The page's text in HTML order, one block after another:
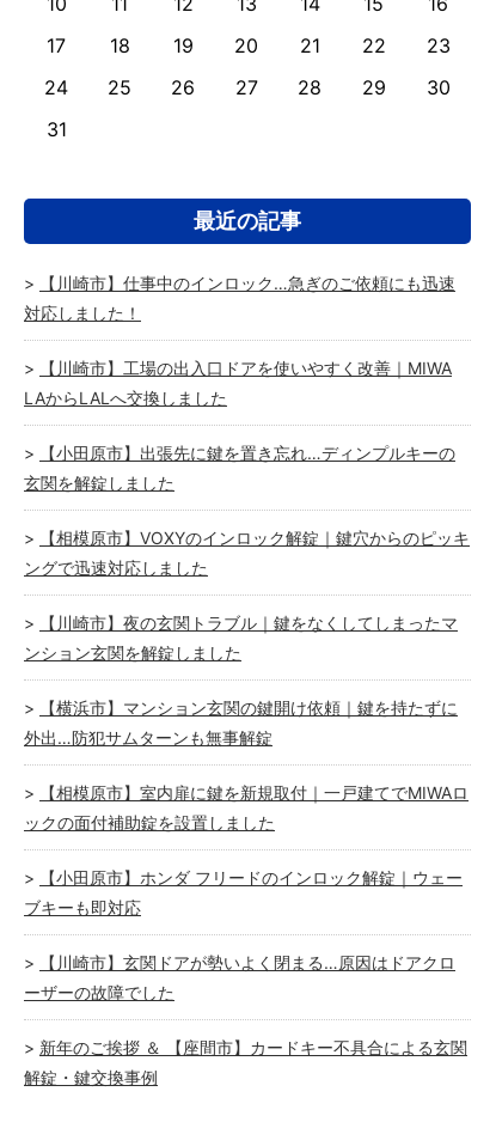
17
18 19 20 21 22
23
24
25 26 27 28 29
30
31
最近の記事
【川崎市】仕事中のインロック…急ぎのご依頼にも迅速
対応しました！
【川崎市】工場の出入口ドアを使いやすく改善｜MIWA
LAからLALへ交換しました
【小田原市】出張先に鍵を置き忘れ…ディンプルキーの
玄関を解錠しました
【相模原市】VOXYのインロック解錠｜鍵穴からのピッキ
ングで迅速対応しました
【川崎市】夜の玄関トラブル｜鍵をなくしてしまったマ
ンション玄関を解錠しました
【横浜市】マンション玄関の鍵開け依頼｜鍵を持たずに
外出…防犯サムターンも無事解錠
【相模原市】室内扉に鍵を新規取付｜一戸建てでMIWAロ
ックの面付補助錠を設置しました
【小田原市】ホンダ フリードのインロック解錠｜ウェー
ブキーも即対応
【川崎市】玄関ドアが勢いよく閉まる…原因はドアクロ
ーザーの故障でした
新年のご挨拶 ＆ 【座間市】カードキー不具合による玄関
解錠・鍵交換事例